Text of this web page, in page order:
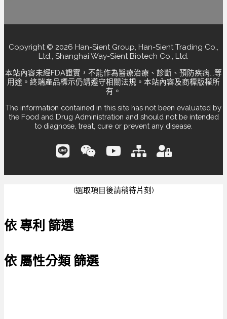
Copyright © 2026 Han-Sient Group, Han-Sient Trading Co.,
Ltd., Shanghai Way-Sient Biotech Co., Ltd.
本站內容未經FDA證實，不能作為醫療治療、診斷、預防疾病...等
用途。終端產品標示仍請遵守相關法規。本站內容及商標版權所
有。
The information contained in this site has not been evaluated by
the Food and Drug Administration and should not be intended
to diagnose, treat, cure or prevent any disease.
(選取項目後請稍待片刻)
依 專利 篩選
依 屬性分類 篩選